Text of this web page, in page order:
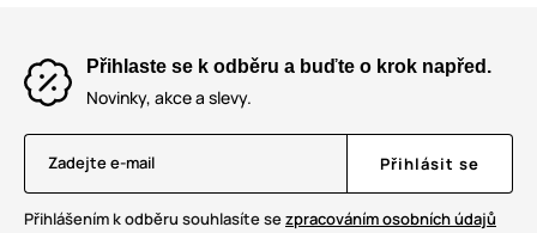
Přihlaste se k odběru a buďte o krok napřed.
Novinky, akce a slevy.
Zadejte e-mail Přihlásit se
Přihlášením k odběru souhlasíte sezpracováním osobních údajů